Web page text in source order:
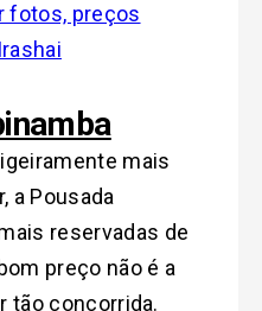
fotos, preços
mais
a Pousada
reservadas de
preço não é a
tão concorrida.